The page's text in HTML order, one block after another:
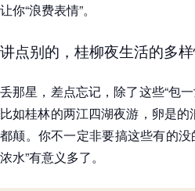
让你“浪费表情”。
讲点别的，桂柳夜生活的多
丢那星，差点忘记，除了这些“包
比如桂林的两江四湖夜游，卵是
都颠。你不一定非要搞这些有的
浓水”有意义多了。